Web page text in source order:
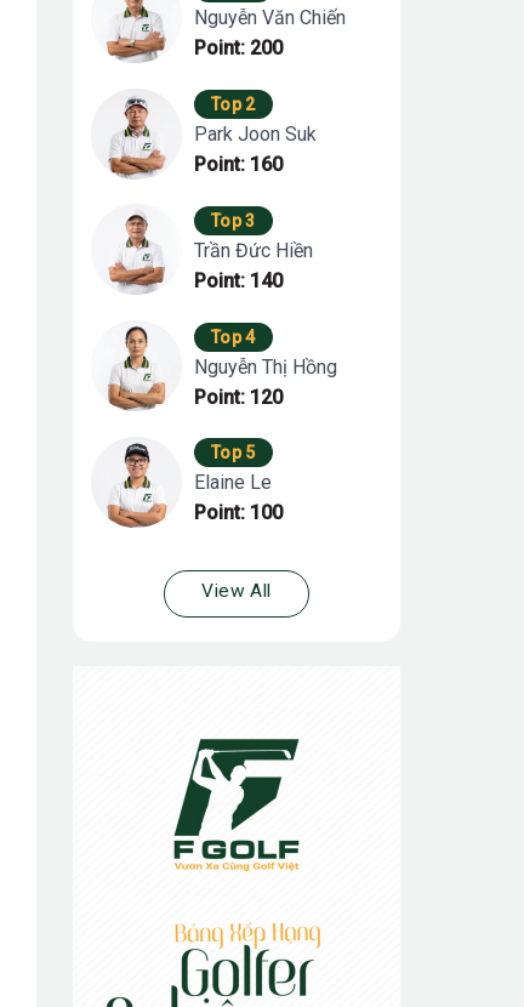
Nguyễn Văn Chiến
Point: 200
Top 2
Park Joon Suk
Point: 160
Top 3
Trần Đức Hiền
Point: 140
Top 4
Nguyễn Thị Hồng
Point: 120
Top 5
Elaine Le
Point: 100
View All